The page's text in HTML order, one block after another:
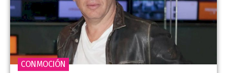
CONMOCIÓN